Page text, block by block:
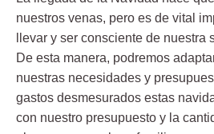
nuestros venas, pero es de vital
llevar y ser consciente de nuestra
De esta manera, podremos
nuestras necesidades y
gastos desmesurados estas
con nuestro presupuesto y la